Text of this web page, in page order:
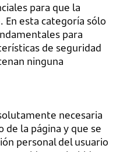
para que la
esta categoría sólo
para
de seguridad
ninguna
necesaria
la página y que se
personal del usuario